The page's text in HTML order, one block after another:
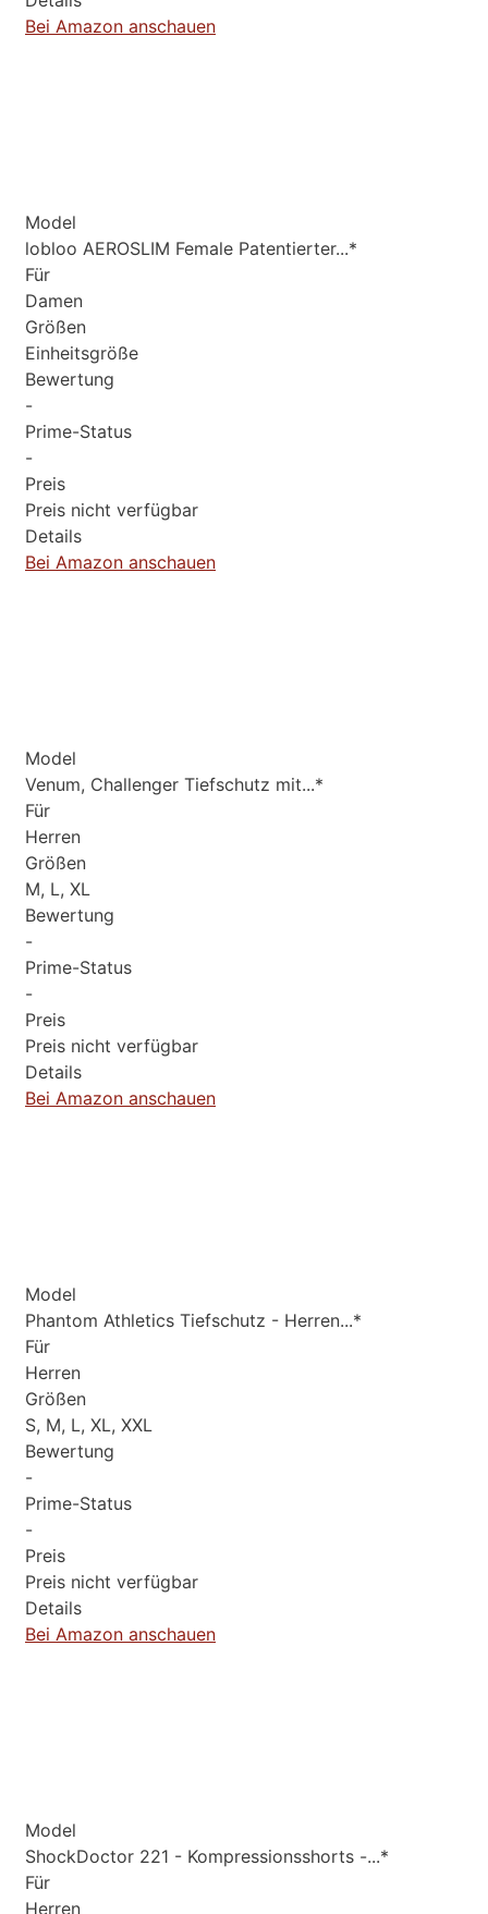
Bei Amazon anschauen
Model
lobloo AEROSLIM Female Patentierter...*
Für
Damen
Größen
Einheitsgröße
Bewertung
-
Prime-Status
-
Preis
Preis nicht verfügbar
Details
Bei Amazon anschauen
Model
Venum, Challenger Tiefschutz mit...*
Für
Herren
Größen
M, L, XL
Bewertung
-
Prime-Status
-
Preis
Preis nicht verfügbar
Details
Bei Amazon anschauen
Model
Phantom Athletics Tiefschutz - Herren...*
Für
Herren
Größen
S, M, L, XL, XXL
Bewertung
-
Prime-Status
-
Preis
Preis nicht verfügbar
Details
Bei Amazon anschauen
Model
ShockDoctor 221 - Kompressionsshorts -...*
Für
Herren